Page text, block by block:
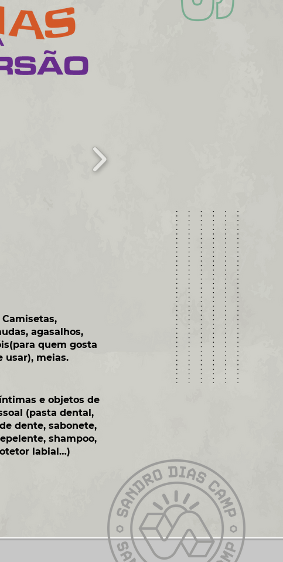
Camisetas,
agasalhos,
(para quem gosta
usar), meias.
e objetos de
(pasta dental,
dente, sabonete,
shampoo,
labial…)